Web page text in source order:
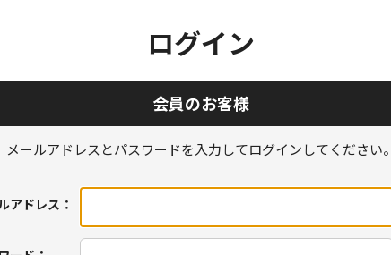
ログイン
会員のお客様
メールアドレスとパスワードを入力してログインしてください。
アドレス：